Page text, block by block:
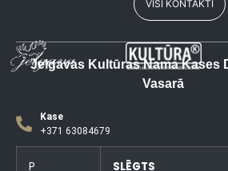
VISI KONTAKTI
Jelgavas Kultūras Nama Kases
Vasarā
Kase
+371 63084679
P SLĒGTS